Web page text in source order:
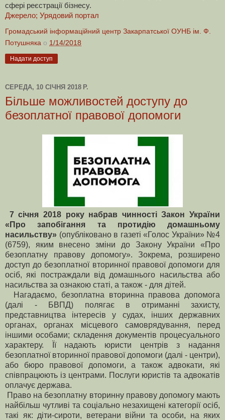
сфері реєстрації бізнесу.
Джерело; Урядовий портал
Громадський інформаційний центр Закарпатської ОУНБ ім. Ф.
Потушняка о 1/14/2018
Надати доступ
СЕРЕДА, 10 СІЧНЯ 2018 Р.
Більше можливостей доступу до
безоплатної правової допомоги
7 січня 2018 року набрав чинності Закон України
«Про запобігання та протидію домашньому
насильству» (опубліковано в газеті «Голос України» №4
(6759), яким внесено зміни до Закону України «Про
безоплатну правову допомогу». Зокрема, розширено
доступ до безоплатної вторинної правової допомоги для
осіб, які постраждали від домашнього насильства або
насильства за ознакою статі, а також - для дітей.
Нагадаємо, безоплатна вторинна правова допомога
(далі - БВПД) полягає в отриманні захисту,
представництва інтересів у судах, інших державних
органах, органах місцевого самоврядування, перед
іншими особами; складення документів процесуального
характеру. Її надають юристи центрів з надання
безоплатної вторинної правової допомоги (далі - центри),
або бюро правової допомоги, а також адвокати, які
співпрацюють із центрами. Послуги юристів та адвокатів
оплачує держава.
Право на безоплатну вторинну правову допомогу мають
найбільш чутливі та соціально незахищені категорії осіб,
такі як: діти-сироти, ветерани війни та особи, на яких